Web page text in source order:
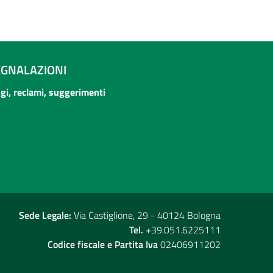
reclami, suggerimenti
Sede Legale: Via Castiglione, 29 - 40124 Bologna
Tel. +39.051.6225111
Codice fiscale e Partita Iva02406911202